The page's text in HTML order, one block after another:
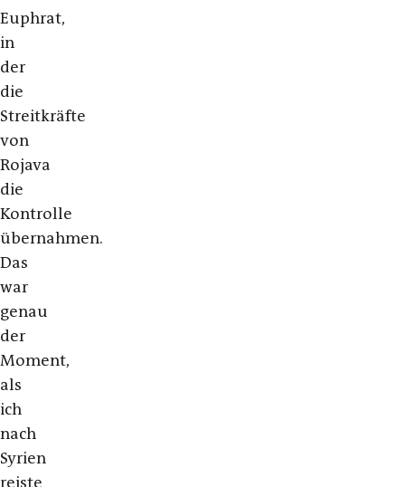
Euphrat,
in
der
die
Streitkräfte
von
Rojava
die
Kontrolle
übernahmen.
Das
war
genau
der
Moment,
als
ich
nach
Syrien